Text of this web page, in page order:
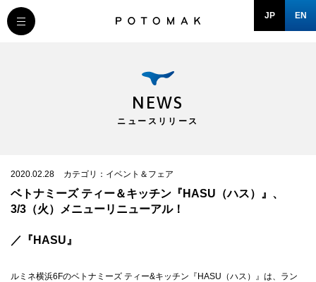
JP EN
COMPANY
DOMAIN
NEWS
ニュースリリース
2020.02.28 カテゴリ：イベント＆フェア
ベトナミーズ ティー＆キッチン『HASU（ハス）』、
3/3（火）メニューリニューアル！
／『HASU』
ルミネ横浜6Fのベトナミーズ ティー&キッチン『HASU（ハス）』は、ラン